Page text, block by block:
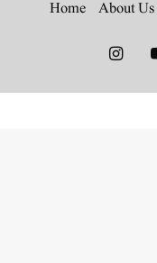
About Us
Home
YouTube
Instagram